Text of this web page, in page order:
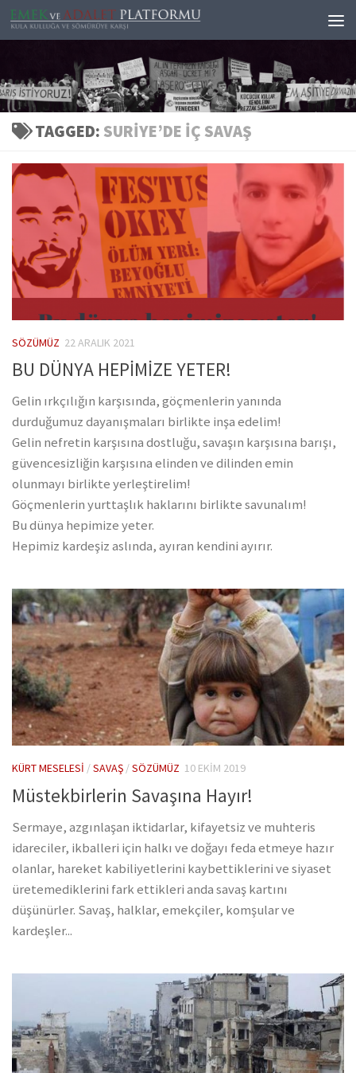
Skip to content
TAGGED: SURIYE’DE IÇ SAVAŞ
SÖZÜMÜZ 22 ARALIK 2021
BU DÜNYA HEPİMİZE YETER!
Gelin ırkçılığın karşısında, göçmenlerin yanında
durduğumuz dayanışmaları birlikte inşa edelim!
Gelin nefretin karşısına dostluğu, savaşın karşısına barışı,
güvencesizliğin karşısına elinden ve dilinden emin
olunmayı birlikte yerleştirelim!
Göçmenlerin yurttaşlık haklarını birlikte savunalım!
Bu dünya hepimize yeter.
Hepimiz kardeşiz aslında, ayıran kendini ayırır.
KÜRT MESELESI /SAVAŞ /SÖZÜMÜZ 10 EKIM 2019
Müstekbirlerin Savaşına Hayır!
Sermaye, azgınlaşan iktidarlar, kifayetsiz ve muhteris
idareciler, ikballeri için halkı ve doğayı feda etmeye hazır
olanlar, hareket kabiliyetlerini kaybettiklerini ve siyaset
üretemediklerini fark ettikleri anda savaş kartını
düşünürler. Savaş, halklar, emekçiler, komşular ve
kardeşler...